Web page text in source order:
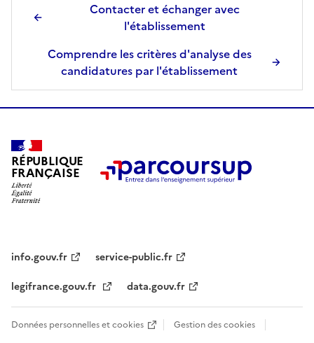
Contacter et échanger avec
l'établissement
Comprendre les critères d'analyse des
candidatures par l'établissement
RÉPUBLIQUE
FRANÇAISE
info.gouv.fr
service-public.fr
legifrance.gouv.fr
data.gouv.fr
Données personnelles et cookies Gestion des cookies